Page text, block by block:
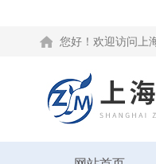
您好！欢迎访问上